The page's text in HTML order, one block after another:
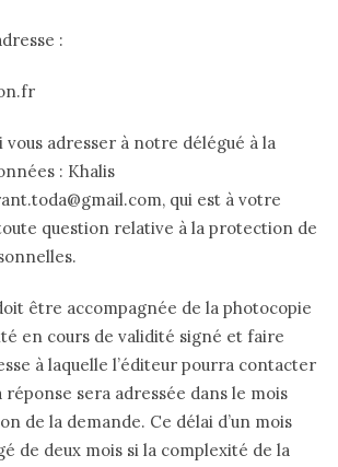
:
vous adresser à notre délégué à la
: Khalis
qui est à votre
question relative à la protection de
être accompagnée de la photocopie
en cours de validité signé et faire
à laquelle l’éditeur pourra contacter
sera adressée dans le mois
de la demande. Ce délai d’un mois
de deux mois si la complexité de la